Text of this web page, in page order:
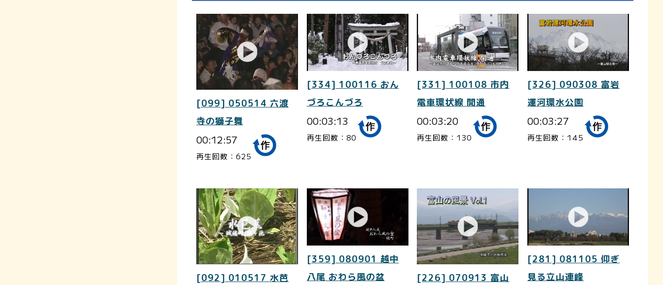
[099] 050514 六渡
寺の獅子舞
00:12:57
再生回数：625
[334] 100116 おん
づろこんづろ
00:03:13
再生回数：80
[331] 100108 市内
電車環状線 開通
00:03:20
再生回数：130
[326] 090308 富岩
運河環水公園
00:03:27
再生回数：145
[092] 010517 水芭
[359] 080901 越中
八尾 おわら風の盆
[226] 070913 富山
[281] 081105 仰ぎ
見る立山連峰